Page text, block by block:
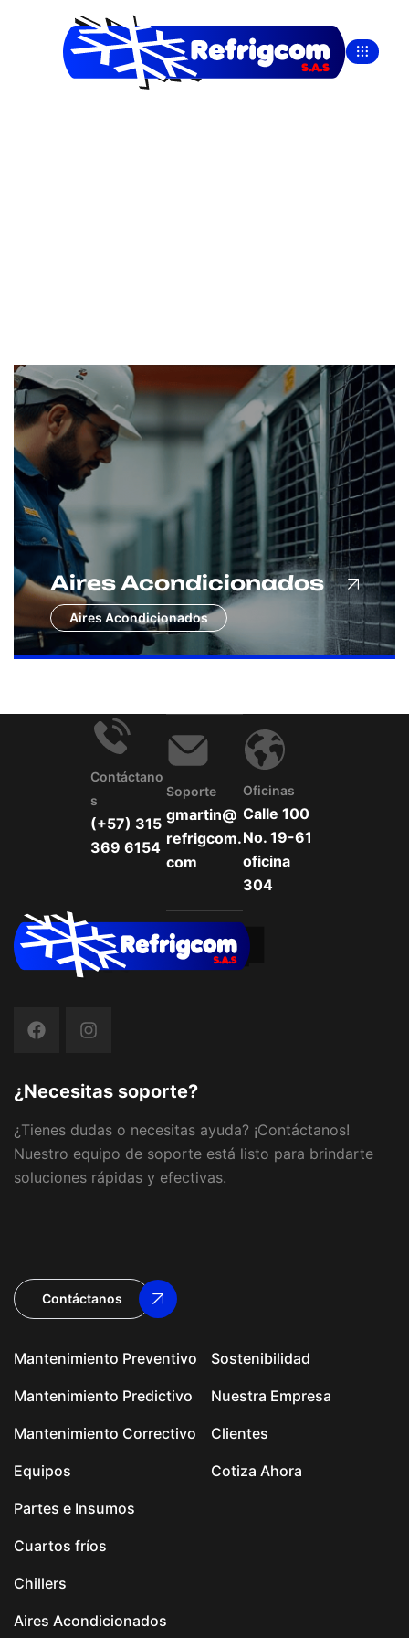
Aires Acondicionados
Aires Acondicionados
Contáctano
S
(+57) 315
369 6154
Soporte
gmartin@
refrigcom.
com
Oficinas
Calle 100
No. 19-61
oficina
304
Mantenimiento Preventivo
Mantenimiento Predictivo
Mantenimiento Correctivo
Equipos
Partes e Insumos
Cuartos fríos
Chillers
Aires Acondicionados
Sostenibilidad
Nuestra Empresa
Clientes
Cotiza Ahora
¿Necesitas soporte?
¿Tienes dudas o necesitas ayuda? ¡Contáctanos!
Nuestro equipo de soporte está listo para brindarte
soluciones rápidas y efectivas.
Contáctanos